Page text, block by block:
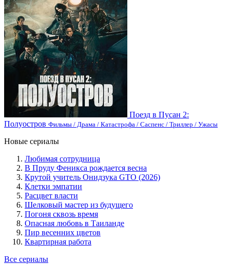
Поезд в Пусан 2:
Полуостров Фильмы / Драма / Катастрофа / Саспенс / Триллер / Ужасы
Новые сериалы
Любимая сотрудница
В Пруду Феникса рождается весна
Крутой учитель Онидзука GTO (2026)
Клетки эмпатии
Расцвет власти
Шелковый мастер из будущего
Погоня сквозь время
Опасная любовь в Таиланде
Пир весенних цветов
Квартирная работа
Все сериалы